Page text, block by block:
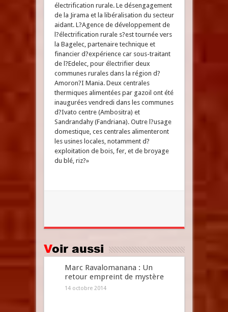
électrification rurale. Le désengagement
de la Jirama et la libéralisation du secteur
aidant. L?Agence de développement de
l?électrification rurale s?est tournée vers
la Bagelec, partenaire technique et
financier d?expérience car sous-traitant
de l?Edelec, pour électrifier deux
communes rurales dans la région d?
Amoron?I Mania. Deux centrales
thermiques alimentées par gazoil ont été
inaugurées vendredi dans les communes
d?Ivato centre (Ambositra) et
Sandrandahy (Fandriana). Outre l?usage
domestique, ces centrales alimenteront
les usines locales, notamment d?
exploitation de bois, fer, et de broyage
du blé, riz?»
Voir aussi
Marc Ravalomanana : Un
retour empreint de mystère
14 octobre 2014